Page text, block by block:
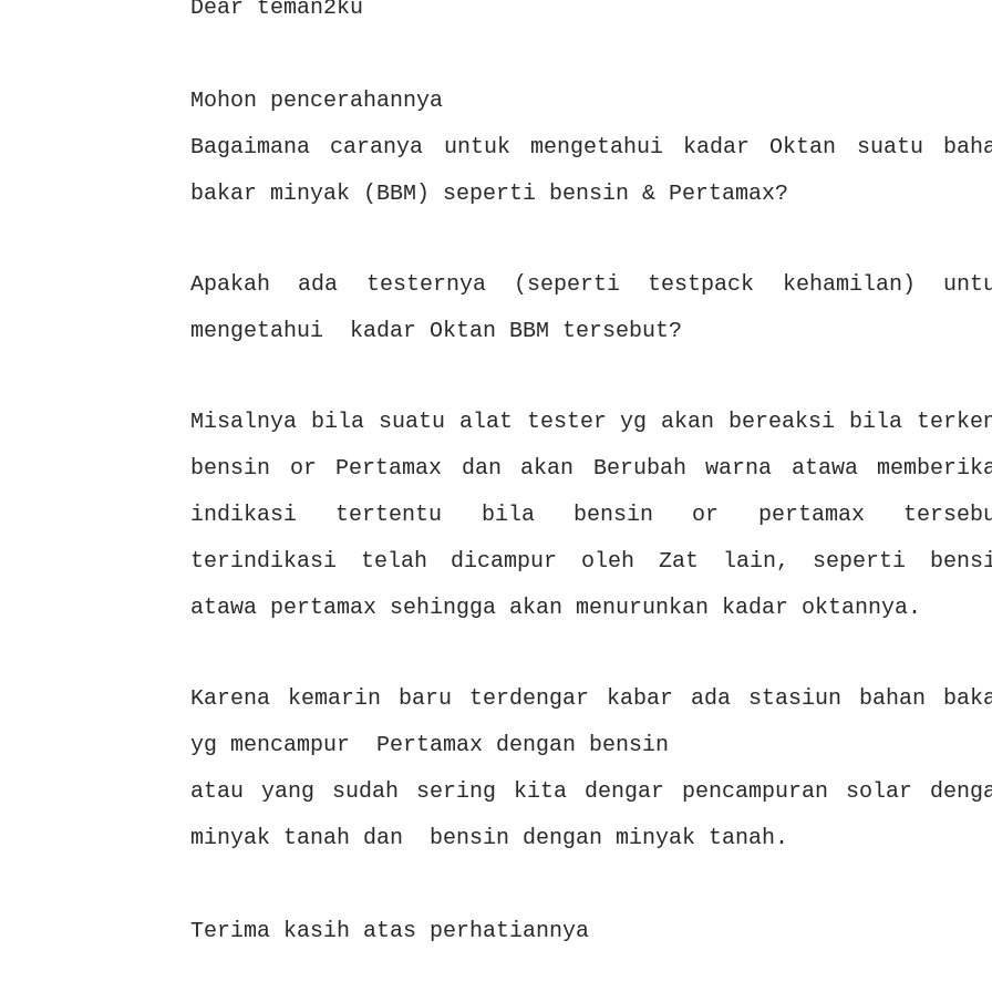
Dear teman2ku
Mohon pencerahannya
Bagaimana caranya untuk mengetahui kadar Oktan suatu
bakar minyak (BBM) seperti bensin & Pertamax?
Apakah ada testernya (seperti testpack kehamilan)
mengetahui kadar Oktan BBM tersebut?
Misalnya bila suatu alat tester yg akan bereaksi bila
bensin or Pertamax dan akan Berubah warna atawa
indikasi tertentu bila bensin or pertamax
terindikasi telah dicampur oleh Zat lain, seperti
atawa pertamax sehingga akan menurunkan kadar oktannya.
Karena kemarin baru terdengar kabar ada stasiun bahan
yg mencampur Pertamax dengan bensin
atau yang sudah sering kita dengar pencampuran solar
minyak tanah dan bensin dengan minyak tanah.
Terima kasih atas perhatiannya